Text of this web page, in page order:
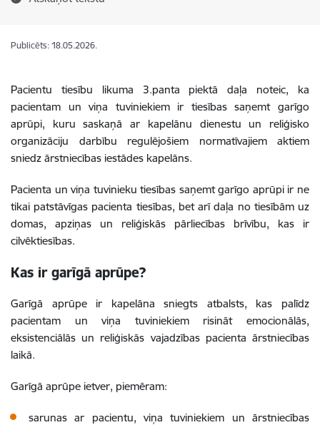
Publicēts: 18.05.2026.
Pacientu tiesību likuma 3.panta piektā daļa noteic, ka
pacientam un viņa tuviniekiem ir tiesības saņemt garīgo
aprūpi, kuru saskaņā ar kapelānu dienestu un reliģisko
organizāciju darbību regulējošiem normatīvajiem aktiem
sniedz ārstniecības iestādes kapelāns.
Pacienta un viņa tuvinieku tiesības saņemt garīgo aprūpi ir ne
tikai patstāvīgas pacienta tiesības, bet arī daļa no tiesībām uz
domas, apziņas un reliģiskās pārliecības brīvību, kas ir
cilvēktiesības.
Kas ir garīgā aprūpe?
Garīgā aprūpe ir kapelāna sniegts atbalsts, kas palīdz
pacientam un viņa tuviniekiem risināt emocionālās,
eksistenciālās un reliģiskās vajadzības pacienta ārstniecības
laikā.
Garīgā aprūpe ietver, piemēram:
sarunas ar pacientu, viņa tuviniekiem un ārstniecības